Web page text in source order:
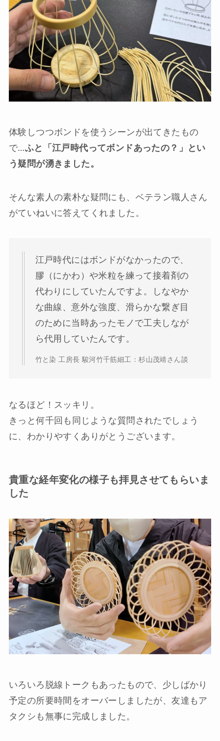
体験しつつボンドを使うシーンが出てきたもの
で…ふと「江戸時代ってボンドあったの？」とい
う疑問が湧きました。
そんな素人の素朴な疑問にも、ベテラン職人さん
がていねいに答えてくれました。
江戸時代にはボンドがなかったので、
膠（にかわ）や米粒を練って接着剤の
代わりにしていたんですよ。しなやか
な曲線、意外な強度、滑らかな繋ぎ目
のために当時あったモノで工夫しなが
ら代用していたんです。
竹と染 工房長 駿河竹千筋細工：杉山茂靖さん談
なるほど！スッキリ。
きっと何千回も同じような質問されたでしょう
に、わかりやすくありがとうございます。
貴重な経年変化の様子も拝見させてもらいま
した
いろいろ脱線トークもあったもので、少しばかり
予定の所要時間をオーバーしましたが、友達もア
タクシも無事に完成しました。